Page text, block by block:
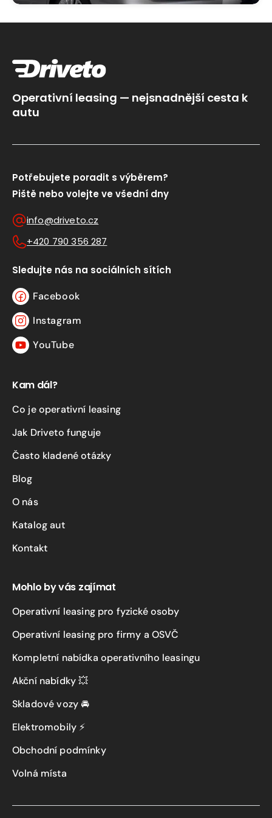
Operativní leasing — nejsnadnější cesta k
autu
Potřebujete poradit s výběrem?
Piště nebo volejte ve všední dny
info@driveto.cz
+420 790 356 287
Sledujte nás na sociálních sítích
Facebook
Facebook
Instagram
Instagram
YouTubeYouTube
Kam dál?
Co je operativní leasing
Jak Driveto funguje
Často kladené otázky
Blog
O nás
Katalog aut
Kontakt
Mohlo by vás zajímat
Operativní leasing pro fyzické osoby
Operativní leasing pro firmy a OSVČ
Kompletní nabídka operativního leasingu
Akční nabídky 💥
Skladové vozy 🚘
Elektromobily ⚡
Obchodní podmínky
Volná místa